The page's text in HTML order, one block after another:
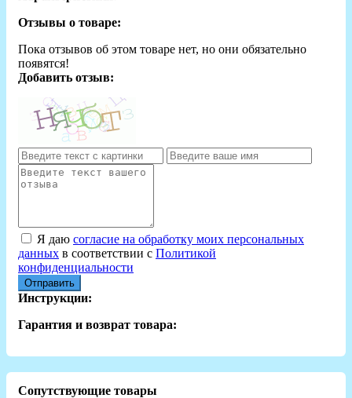
Отзывы о товаре:
Пока отзывов об этом товаре нет, но они обязательно
появятся!
Добавить отзыв:
Я даю согласие на обработку моих персональных
данных в соответствии с Политикой
конфиденциальности
Отправить
Инструкции:
Гарантия и возврат товара:
Сопутствующие товары